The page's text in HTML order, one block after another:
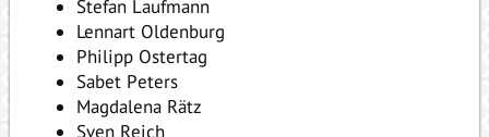
Stefan Laufmann
Lennart Oldenburg
Philipp Ostertag
Sabet Peters
Magdalena Rätz
Sven Reich